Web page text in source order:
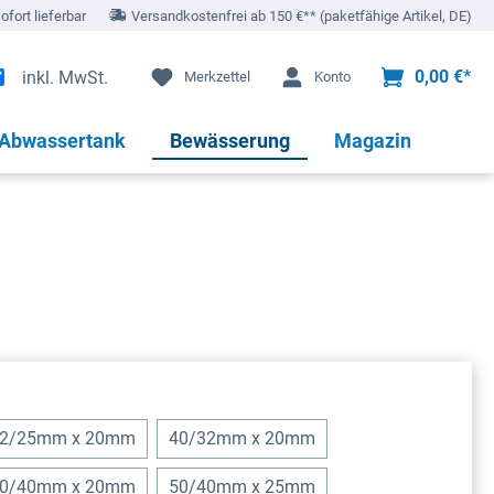
lieferbar Versandkostenfrei ab 150 €** (paketfähige Artikel, DE)
inkl. MwSt. Merkzettel Konto 0,00 €*
Bewässerung Magazin
25mm x 20mm 40/32mm x 20mm
40mm x 20mm 50/40mm x 25mm